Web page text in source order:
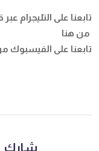
تابعنا على التليجرام
من هنا
تابعنا على الفيسبوك
شارك